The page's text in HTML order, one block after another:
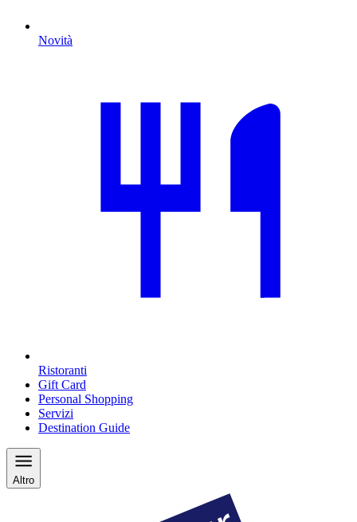
Novità
Ristoranti
Gift Card
Personal Shopping
Servizi
Destination Guide
Altro